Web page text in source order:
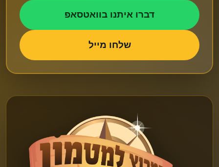
דברו איתנו בוואטסאפ
שלחו מייל